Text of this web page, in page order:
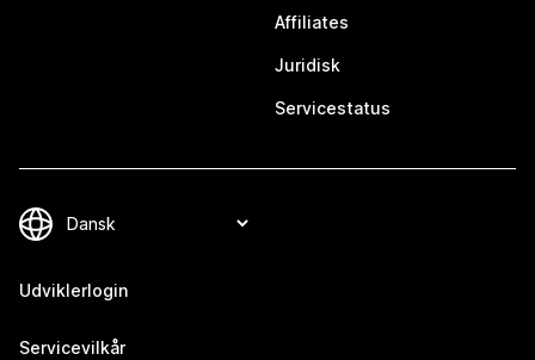
Affiliates
Juridisk
Servicestatus
Udviklerlogin
Servicevilkår